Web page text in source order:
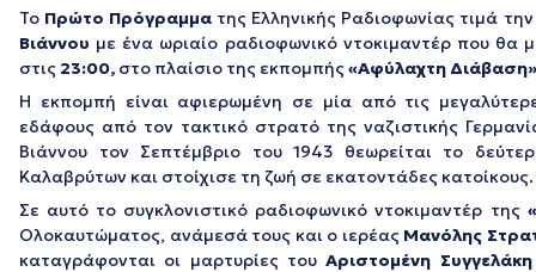
Το Πρώτο Πρόγραμμα της Ελληνικής Ραδιοφωνίας τιμά την
Βιάννου με ένα ωριαίο ραδιοφωνικό ντοκιμαντέρ που θα
στις 23:00, στο πλαίσιο της εκπομπής«Αφύλαχτη
Η εκπομπή είναι αφιερωμένη σε μία από τις
εδάφους από τον τακτικό στρατό της ναζιστικής
Βιάννου τον Σεπτέμβριο του 1943 θεωρείται το
Καλαβρύτων και στοίχισε τη ζωή σε εκατοντάδες κατοίκους.
Σε αυτό το συγκλονιστικό ραδιοφωνικό ντοκιμαντέρ της
Ολοκαυτώματος, ανάμεσά τους και ο ιερέας Μανόλης
καταγράφονται οι μαρτυρίες τουΑριστομένη